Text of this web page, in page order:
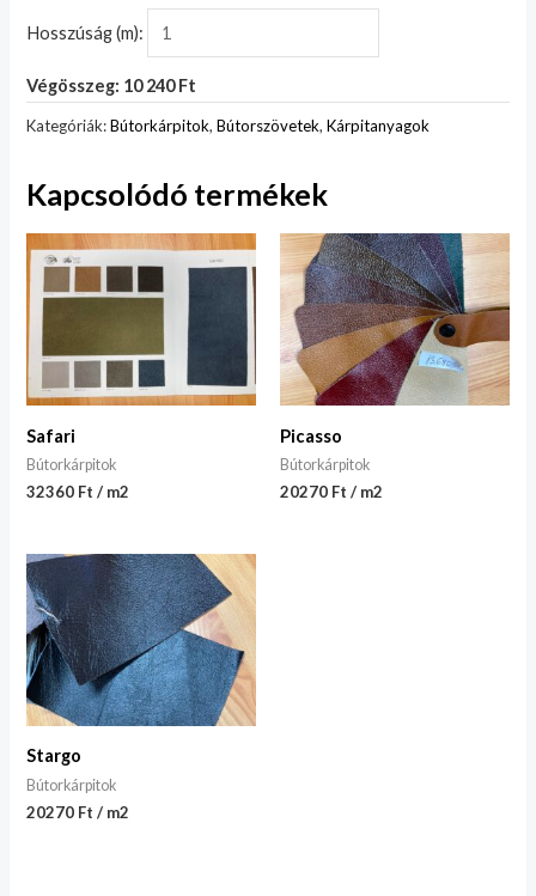
Hosszúság (m):
Végösszeg: 10 240 Ft
Kategóriák:Bútorkárpitok,Bútorszövetek,Kárpitanyagok
Kapcsolódó termékek
Safari
Bútorkárpitok
32360 Ft / m2
Picasso
Bútorkárpitok
20270 Ft / m2
Stargo
Bútorkárpitok
20270 Ft / m2